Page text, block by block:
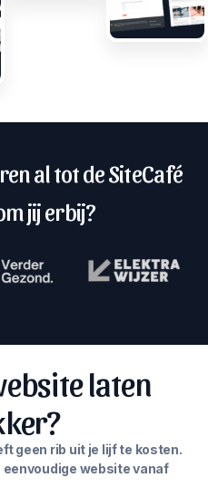
al tot de SiteCafé
jij erbij?
laten
geen rib uit je lijf te kosten.
eenvoudige website vanaf